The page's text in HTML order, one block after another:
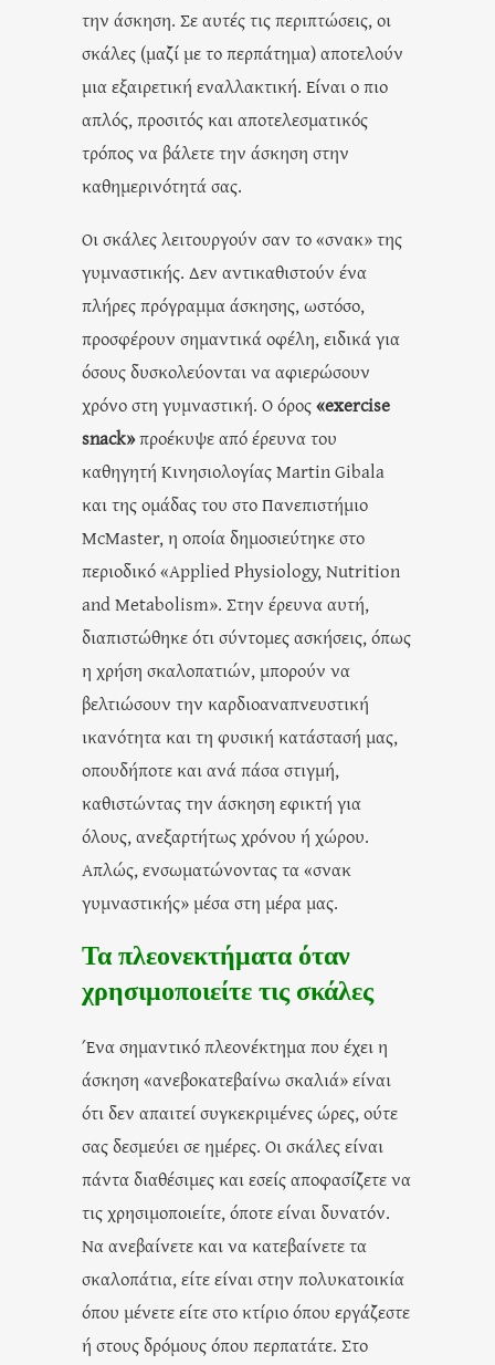
την άσκηση. Σε αυτές τις περιπτώσεις, οι
σκάλες (μαζί με το περπάτημα) αποτελούν
μια εξαιρετική εναλλακτική. Είναι ο πιο
απλός, προσιτός και αποτελεσματικός
τρόπος να βάλετε την άσκηση στην
καθημερινότητά σας.
Οι σκάλες λειτουργούν σαν το «σνακ» της
γυμναστικής. Δεν αντικαθιστούν ένα
πλήρες πρόγραμμα άσκησης, ωστόσο,
προσφέρουν σημαντικά οφέλη, ειδικά για
όσους δυσκολεύονται να αφιερώσουν
χρόνο στη γυμναστική. Ο όρος«exercise
snack»προέκυψε από έρευνα του
καθηγητή Κινησιολογίας Martin Gibala
και της ομάδας του στο Πανεπιστήμιο
McMaster, η οποία δημοσιεύτηκε στο
περιοδικό «Applied Physiology, Nutrition
and Metabolism». Στην έρευνα αυτή,
διαπιστώθηκε ότι σύντομες ασκήσεις, όπως
η χρήση σκαλοπατιών, μπορούν να
βελτιώσουν την καρδιοαναπνευστική
ικανότητα και τη φυσική κατάστασή μας,
οπουδήποτε και ανά πάσα στιγμή,
καθιστώντας την άσκηση εφικτή για
όλους, ανεξαρτήτως χρόνου ή χώρου.
Απλώς, ενσωματώνοντας τα «σνακ
γυμναστικής» μέσα στη μέρα μας.
Τα πλεονεκτήματα όταν
χρησιμοποιείτε τις σκάλες
Ένα σημαντικό πλεονέκτημα που έχει η
άσκηση «ανεβοκατεβαίνω σκαλιά» είναι
ότι δεν απαιτεί συγκεκριμένες ώρες, ούτε
σας δεσμεύει σε ημέρες. Οι σκάλες είναι
πάντα διαθέσιμες και εσείς αποφασίζετε να
τις χρησιμοποιείτε, όποτε είναι δυνατόν.
Να ανεβαίνετε και να κατεβαίνετε τα
σκαλοπάτια, είτε είναι στην πολυκατοικία
όπου μένετε είτε στο κτίριο όπου εργάζεστε
ή στους δρόμους όπου περπατάτε. Στο